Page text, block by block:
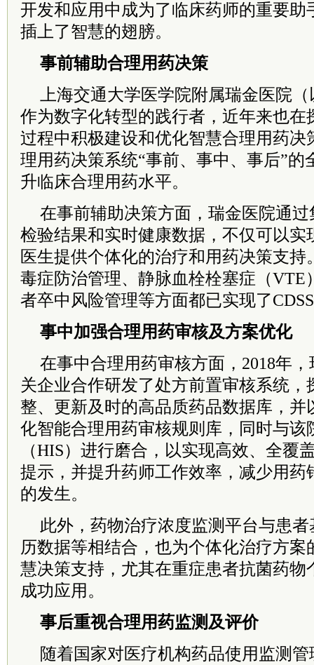
开发和应用中成为了临床药师的重要助
插上了智慧的翅膀。
事前辅助合理用药决策
上海交通大学医学院附属瑞金医院
作为数字化转型的践行者，近年来也在
过程中积极建设和优化智慧合理用药决
理用药决策系统“事前、事中、事后”的
升临床合理用药水平。
在事前辅助决策方面，瑞金医院通
检验结果和实时健康数据，不仅可以实
医生提供个体化的治疗和用药决策支持
毒症防治管理、静脉血栓栓塞症（VTE
者卒中风险管理等方面都已实现了
事中加强合理用药审核及方案优化
在事中合理用药审核方面，2018年
关企业合作研发了处方前置审核系统，
整、更新及时的高品质药品数据库，并
化智能合理用药审核规则库，同时与该
（HIS）进行磨合，以实现高效、全覆
提示，并提升药师工作效率，减少用药
的发生。
此外，药物治疗浓度监测平台与患
历数据等相结合，也为个体化治疗方案
慧决策支持，尤其在重症患者抗菌药物
成功应用。
事后重视合理用药监测及评价
随着国家对医疗机构药品使用监测